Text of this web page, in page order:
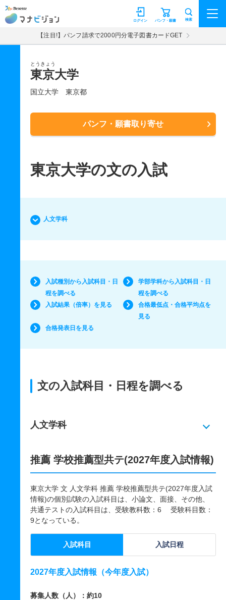
マナビジョン パンフ・願書
ログイン 検索
【注目!】パンフ請求で2000円分電子図書カードGET
とうきょう
東京大学
国立大学 東京都
パンフ・願書取り寄せ
東京大学の文の入試
人文学科
入試種別から入試科目・日
程を調べる
学部学科から入試科目・日
程を調べる
入試結果（倍率）を見る
合格最低点・合格平均点を
見る
合格発表日を見る
文の入試科目・日程を調べる
人文学科
推薦 学校推薦型共テ(2027年度入試情報)
東京大学 文 人文学科 推薦 学校推薦型共テ(2027年度入試
情報)の個別試験の入試科目は、小論文、面接、その他、
共通テストの入試科目は、受験教科数：6 受験科目数：
9となっている。
入試科目 入試日程
2027年度入試情報（今年度入試）
募集人数（人）：約10